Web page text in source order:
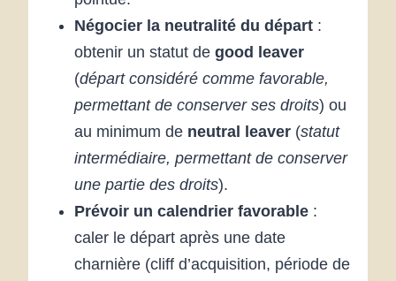
Négocier la neutralité du départ :
obtenir un statut de good leaver
(départ considéré comme favorable,
permettant de conserver ses droits) ou
au minimum de neutral leaver (statut
intermédiaire, permettant de conserver
une partie des droits).
Prévoir un calendrier favorable :
caler le départ après une date
charnière (cliff d’acquisition, période de